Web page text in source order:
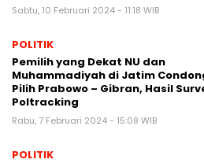
Sabtu, 10 Februari 2024 - 11:18 WIB
POLITIK
Pemilih yang Dekat NU dan
Muhammadiyah di Jatim
Pilih Prabowo – Gibran, Hasil
Poltracking
Rabu, 7 Februari 2024 - 15:08 WIB
POLITIK